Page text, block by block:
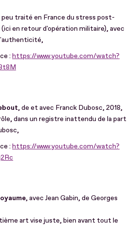
traité en France du stress post-
en retour d'opération militaire), avec
: https://www.youtube.com/watch?
, de et avec Franck Dubosc, 2018,
dans un registre inattendu de la part
: https://www.youtube.com/watch?
, avec Jean Gabin, de Georges
art vise juste, bien avant tout le